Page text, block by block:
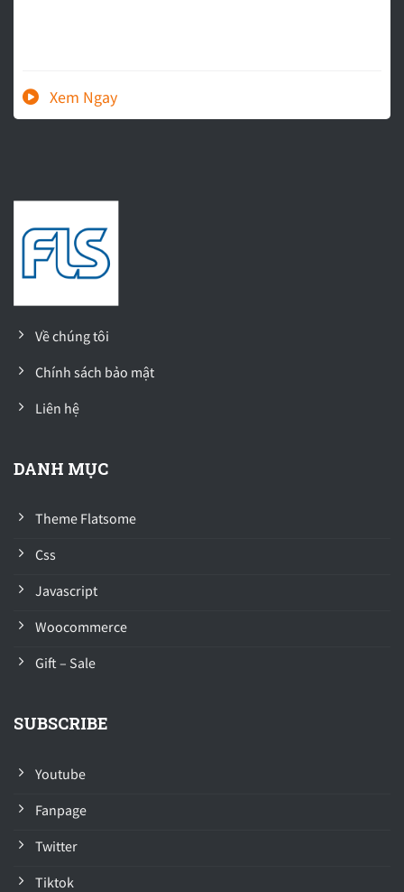
Về chúng tôi
Chính sách bảo mật
Liên hệ
DANH MỤC
Theme Flatsome
Css
Javascript
Woocommerce
Gift – Sale
SUBSCRIBE
Youtube
Fanpage
Twitter
Tiktok